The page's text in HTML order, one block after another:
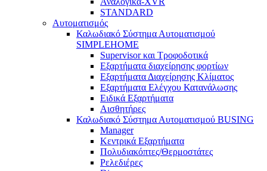
STANDARD
Αυτοματισμός
Καλωδιακό Σύστημα Αυτοματισμού
SIMPLEHOME
Supervisor και Τροφοδοτικά
Εξαρτήματα διαχείρησης φορτίων
Εξαρτήματα Διαχείρησης Κλίματος
Εξαρτήματα Ελέγχου Κατανάλωσης
Ειδικά Εξαρτήματα
Αισθητήρες
Καλωδιακό Σύστημα Αυτοματισμού BUSING
Manager
Κεντρικά Εξαρτήματα
Πολυδιακόπτες/Θερμοστάτες
Ρελεδιέρες